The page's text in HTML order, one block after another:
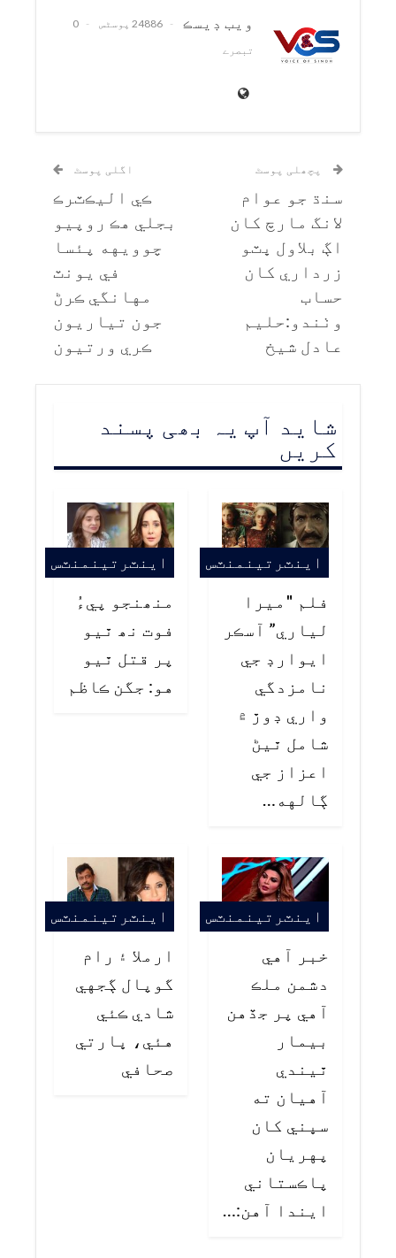
ويب ڊيسڪ 24886 پوسٹس
0
تبصرے
پچھلی پوسٹ
سنڌ جو عوام
لانگ مارچ کان
اڳ بلاول ڀٽو
زرداري کان
حساب
وٺندو:حليم
عادل شيخ
اگلی پوسٹ
ڪي اليڪٽرڪ
بجلي هڪ روپيو
چوويهه پئسا
في يونٽ
مهانگي ڪرڻ
جون تياريون
ڪري ورتيون
شاید آپ یہ بھی پسند
کریں
اينٽرتينمنٽس
فلم "ميرا
لياري” آسڪر
ايوارڊ جي
نامزدگي
واري ڊوڙ ۾
شامل ٿيڻ
اعزاز جي
ڳالهه…
اينٽرتينمنٽس
منھنجو پيءُ
فوت نھ ٿيو
پر قتل ٿيو
هو: جگن ڪاظم
اينٽرتينمنٽس
خبر آهي
دشمن ملڪ
آهي پر جڏهن
بيمار
ٿيندي
آهيان ته
سڀني کان
پهريان
پاڪستاني
ايندا آهن:…
اينٽرتينمنٽس
ارملا ۽ رام
گوپال ڳجهي
شادي ڪئي
هئي، ڀارتي
صحافي